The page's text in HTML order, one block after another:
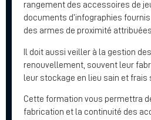
rangement des accessoires de
documents d’infographies
des armes de proximité
Il doit aussi veiller à la gestion
renouvellement, souvent leur
leur stockage en lieu sain et frais
Cette formation vous permettra
fabrication et la continuité des